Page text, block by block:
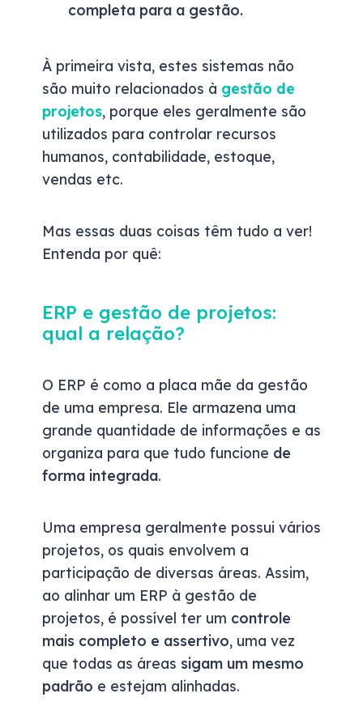
completa para a gestão.
À primeira vista, estes sistemas não
são muito relacionados à gestão de
projetos, porque eles geralmente são
utilizados para controlar recursos
humanos, contabilidade, estoque,
vendas etc.
Mas essas duas coisas têm tudo a ver!
Entenda por quê:
ERP e gestão de projetos:
qual a relação?
O ERP é como a placa mãe da gestão
de uma empresa. Ele armazena uma
grande quantidade de informações e as
organiza para que tudo funcione de
forma integrada.
Uma empresa geralmente possui vários
projetos, os quais envolvem a
participação de diversas áreas. Assim,
ao alinhar um ERP à gestão de
projetos, é possível ter um controle
mais completo e assertivo, uma vez
que todas as áreas sigam um mesmo
padrão e estejam alinhadas.